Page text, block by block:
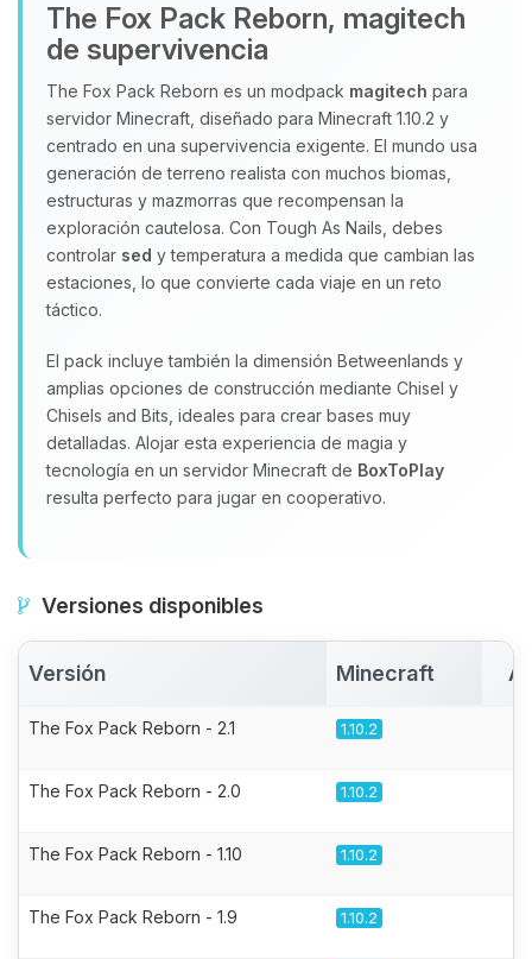
The Fox Pack Reborn, magitech
de supervivencia
The Fox Pack Reborn es un modpack magitech para
servidor Minecraft, diseñado para Minecraft 1.10.2 y
centrado en una supervivencia exigente. El mundo usa
generación de terreno realista con muchos biomas,
estructuras y mazmorras que recompensan la
exploración cautelosa. Con Tough As Nails, debes
controlar sed y temperatura a medida que cambian las
estaciones, lo que convierte cada viaje en un reto
táctico.
El pack incluye también la dimensión Betweenlands y
amplias opciones de construcción mediante Chisel y
Chisels and Bits, ideales para crear bases muy
detalladas. Alojar esta experiencia de magia y
tecnología en un servidor Minecraft de BoxToPlay
resulta perfecto para jugar en cooperativo.
Versiones disponibles
Versión Minecraft
The Fox Pack Reborn - 2.1 1.10.2
The Fox Pack Reborn - 2.0 1.10.2
The Fox Pack Reborn - 1.10 1.10.2
The Fox Pack Reborn - 1.9 1.10.2
pequenos circuitos para ayudarte.
07/08/2026 03:23